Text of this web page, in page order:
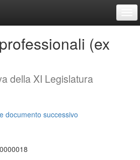
(ex
della XI Legislatura
documento successivo